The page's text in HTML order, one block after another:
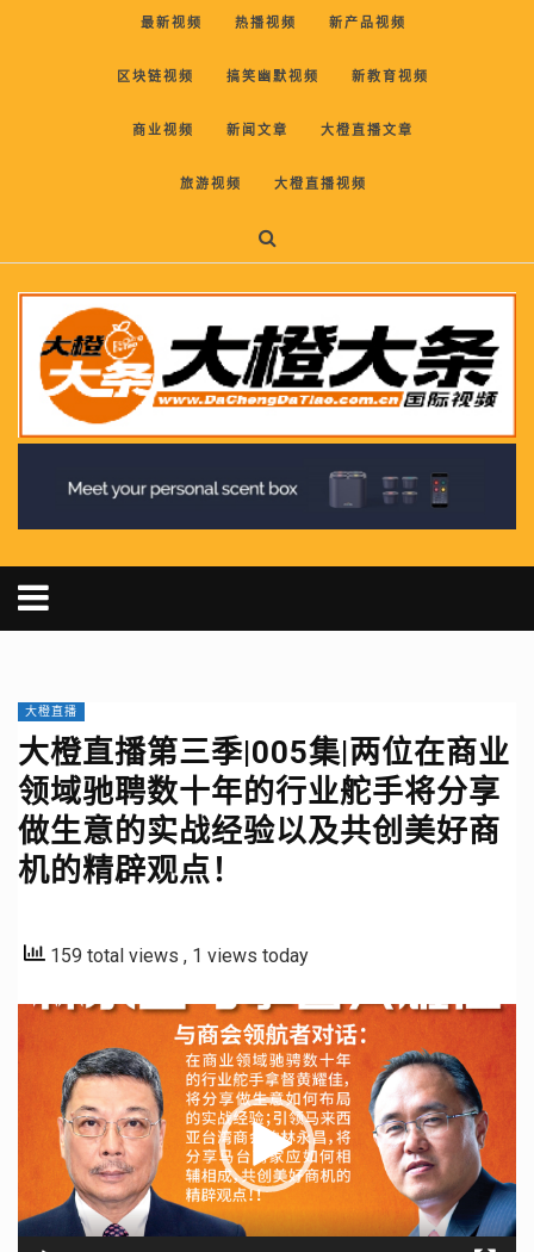
最新视频 热播视频 新产品视频
区块链视频 搞笑幽默视频 新教育视频
商业视频 新闻文章 大橙直播文章
旅游视频 大橙直播视频
大橙直播
大橙直播第三季|005集|两位在商业
领域驰聘数十年的行业舵手将分享
做生意的实战经验以及共创美好商
机的精辟观点！
159 total views , 1 views today